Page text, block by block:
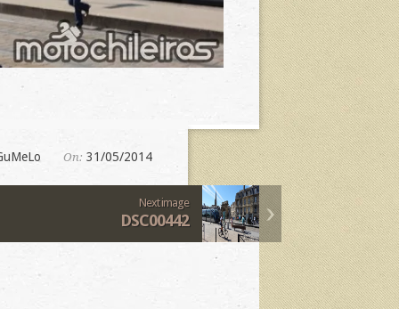
On: 31/05/2014
Next image
DSC00442